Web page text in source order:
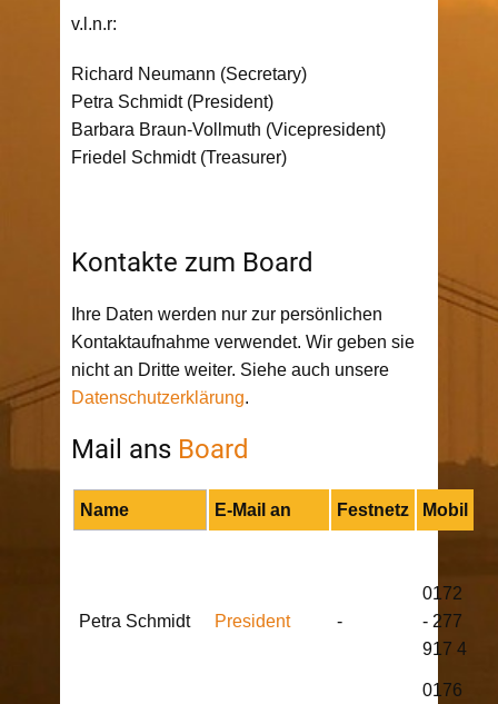
v.l.n.r:
Richard Neumann (Secretary)
Petra Schmidt (President)
Barbara Braun-Vollmuth (Vicepresident)
Friedel Schmidt (Treasurer)
Kontakte zum Board
Ihre Daten werden nur zur persönlichen
Kontaktaufnahme verwendet. Wir geben sie
nicht an Dritte weiter. Siehe auch unsere
Datenschutzerklärung.
Mail ans Board
Name E-Mail an Festnetz Mobil
Petra Schmidt President -
0172
- 277
917 4
0176